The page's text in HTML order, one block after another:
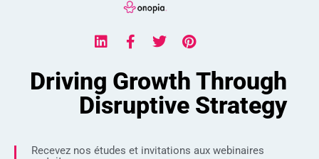
Driving Growth Through
Disruptive Strategy
Recevez nos études et invitations aux webinaires